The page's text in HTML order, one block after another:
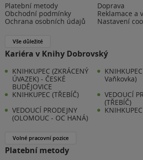
Platební metody
Doprava
Obchodní podmínky
Reklamace a
Ochrana osobních údajů
Nastavení
Vše důležité
Kariéra v Knihy Dobrovský
KNIHKUPEC (ZKRÁCENÝ
ÚVAZEK) - ČESKÉ
BUDĚJOVICE
Vaňkovka)
KNIHKUPEC (TŘEBÍČ)
VEDOUCÍ
(TŘEBÍČ)
VEDOUCÍ PRODEJNY
(OLOMOUC - OC HANÁ)
Volné pracovní pozice
Platební metody